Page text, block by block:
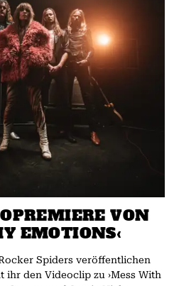
VON
EMOTIONS‹
Spiders veröffentlichen
ihr den Videoclip zu ›Mess With